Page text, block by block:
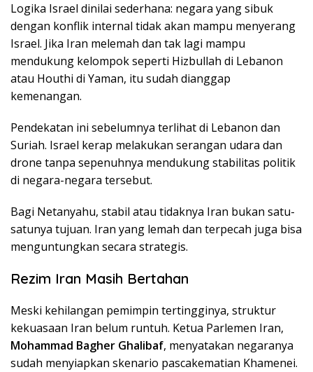
Logika Israel dinilai sederhana: negara yang sibuk
dengan konflik internal tidak akan mampu menyerang
Israel. Jika Iran melemah dan tak lagi mampu
mendukung kelompok seperti Hizbullah di Lebanon
atau Houthi di Yaman, itu sudah dianggap
kemenangan.
Pendekatan ini sebelumnya terlihat di Lebanon dan
Suriah. Israel kerap melakukan serangan udara dan
drone tanpa sepenuhnya mendukung stabilitas politik
di negara-negara tersebut.
Bagi Netanyahu, stabil atau tidaknya Iran bukan satu-
satunya tujuan. Iran yang lemah dan terpecah juga bisa
menguntungkan secara strategis.
Rezim Iran Masih Bertahan
Meski kehilangan pemimpin tertingginya, struktur
kekuasaan Iran belum runtuh. Ketua Parlemen Iran,
Mohammad Bagher Ghalibaf, menyatakan negaranya
sudah menyiapkan skenario pascakematian Khamenei.